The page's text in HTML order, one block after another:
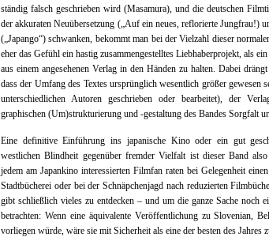
ständig falsch geschrieben wird (Masamura), und die deutschen
der akkuraten Neuübersetzung („Auf ein neues, reflorierte Jungfrau!)
(„Japango“) schwanken, bekommt man bei der Vielzahl dieser
eher das Gefühl ein hastig zusammengestelltes Liebhaberprojekt, als
aus einem angesehenen Verlag in den Händen zu halten. Dabei
dass der Umfang des Textes ursprünglich wesentlich größer gewesen
unterschiedlichen Autoren geschrieben oder bearbeitet), der
graphischen (Um)strukturierung und -gestaltung des Bandes Sorgfalt
Eine definitive Einführung ins japanische Kino oder ein gut
westlichen Blindheit gegenüber fremder Vielfalt ist dieser Band
jedem am Japankino interessierten Filmfan raten bei Gelegenheit
Stadtbücherei oder bei der Schnäpchenjagd nach reduzierten
gibt schließlich vieles zu entdecken – und um die ganze Sache noch
betrachten: Wenn eine äquivalente Veröffentlichung zu Slovenian,
vorliegen würde, wäre sie mit Sicherheit als eine der besten des Jahres